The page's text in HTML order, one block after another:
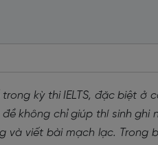
kỳ thi IELTS, đặc biệt ở
không chỉ giúp thí sinh ghi
viết bài mạch lạc. Trong